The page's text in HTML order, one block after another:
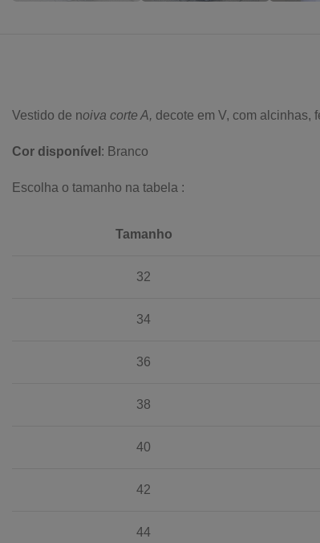
Vestido de noiva corte A, decote em V, com alcinhas,
Cor disponível : Branco
Escolha o tamanho na tabela :
Tamanho
32
34
36
38
40
42
44